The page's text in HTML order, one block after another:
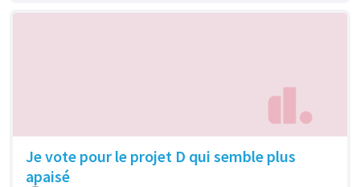
Je vote pour le projet D qui semble plus
apaisé